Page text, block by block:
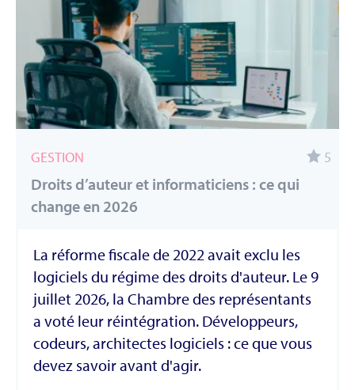
GESTION 5
Droits d’auteur et informaticiens : ce qui
change en 2026
La réforme fiscale de 2022 avait exclu les
logiciels du régime des droits d'auteur. Le 9
juillet 2026, la Chambre des représentants
a voté leur réintégration. Développeurs,
codeurs, architectes logiciels : ce que vous
devez savoir avant d'agir.